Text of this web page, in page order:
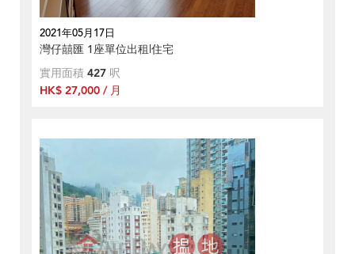
2021年05月17日
灣仔囍匯 1座單位出租|住宅
實用面積 427 呎
HK$ 27,000 / 月